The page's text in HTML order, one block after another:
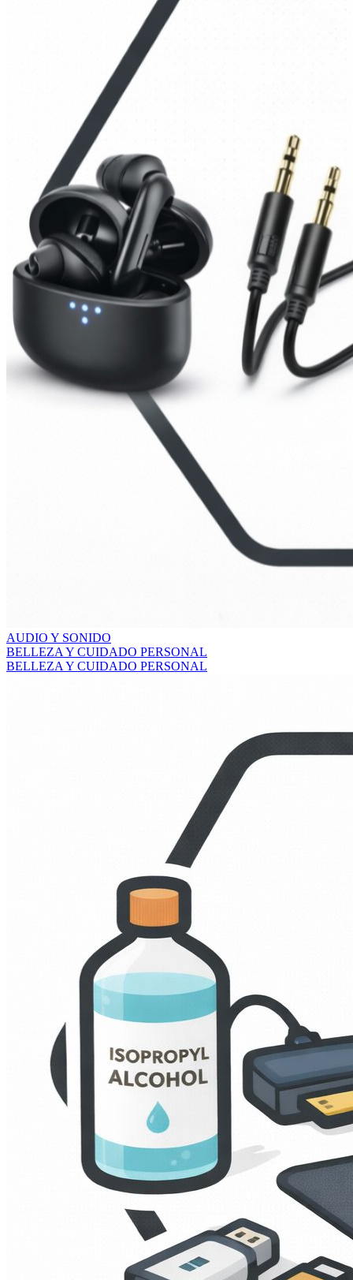
AUDIO Y SONIDO
BELLEZA Y CUIDADO PERSONAL
BELLEZA Y CUIDADO PERSONAL